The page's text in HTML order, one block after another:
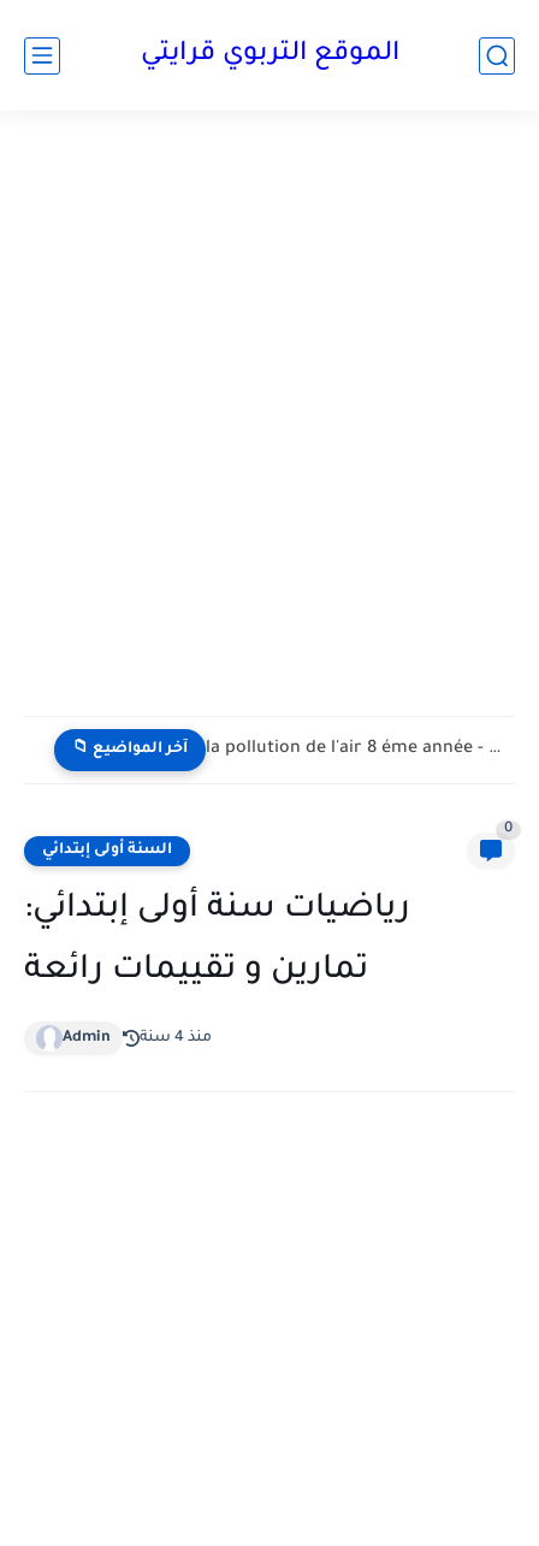
الموقع التربوي قرايتي
📁 آخر المواضيع la pollution de l'air 8 éme année - تلوث الهواء...
السنة أولى إبتدائي
0
رياضيات سنة أولى إبتدائي:
تمارين و تقييمات رائعة
Admin منذ 4 سنة